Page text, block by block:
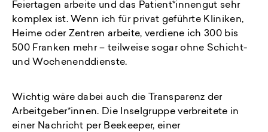
Feiertagen arbeite und das Patient*innengut sehr
komplex ist. Wenn ich für privat geführte Kliniken,
Heime oder Zentren arbeite, verdiene ich 300 bis
500 Franken mehr – teilweise sogar ohne Schicht-
und Wochenenddienste.
Wichtig wäre dabei auch die Transparenz der
Arbeitgeber*innen. Die Inselgruppe verbreitete in
einer Nachricht per Beekeeper, einer